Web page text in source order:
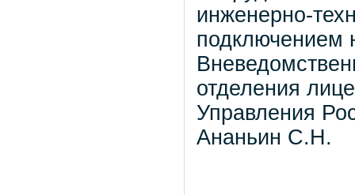
инженерно-
подключением
отделения
Управления
Ананьин С.Н.